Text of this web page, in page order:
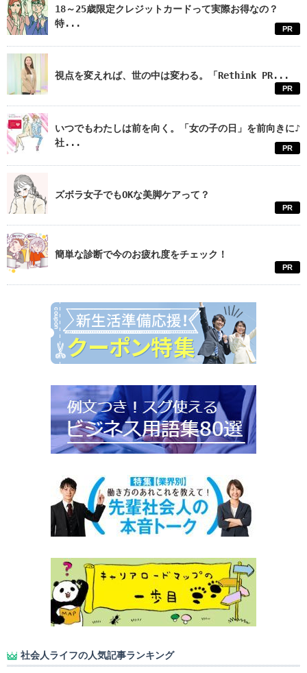
18～25歳限定クレジットカードって実際お得なの？
特...
PR
視点を変えれば、世の中は変わる。「Rethink PR...
PR
いつでもわたしは前を向く。「女の子の日」を前向きに♪
社...
PR
ズボラ女子でもOKな美脚ケアって？
PR
簡単な診断で今のお疲れ度をチェック！
PR
社会人ライフの人気記事ランキング